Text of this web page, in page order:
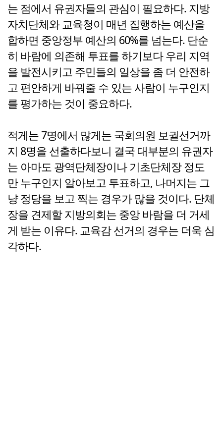
는 점에서 유권자들의 관심이 필요하다. 지방
자치단체와 교육청이 매년 집행하는 예산을
합하면 중앙정부 예산의 60%를 넘는다. 단순
히 바람에 의존해 투표를 하기보다 우리 지역
을 발전시키고 주민들의 일상을 좀 더 안전하
고 편안하게 바꿔줄 수 있는 사람이 누구인지
를 평가하는 것이 중요하다.
적게는 7명에서 많게는 국회의원 보궐선거까
지 8명을 선출하다보니 결국 대부분의 유권자
는 아마도 광역단체장이나 기초단체장 정도
만 누구인지 알아보고 투표하고, 나머지는 그
냥 정당을 보고 찍는 경우가 많을 것이다. 단체
장을 견제할 지방의회는 중앙 바람을 더 거세
게 받는 이유다. 교육감 선거의 경우는 더욱 심
각하다.